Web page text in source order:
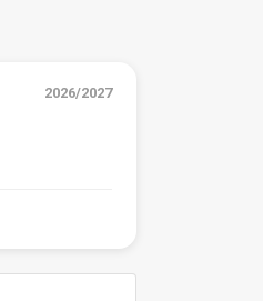
2026/2027